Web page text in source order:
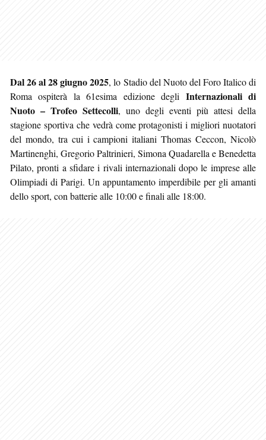
Dal 26 al 28 giugno 2025, lo Stadio del Nuoto del Foro Italico di
Roma ospiterà la 61esima edizione degli Internazionali di
Nuoto – Trofeo Settecolli, uno degli eventi più attesi della
stagione sportiva che vedrà come protagonisti i migliori nuotatori
del mondo, tra cui i campioni italiani Thomas Ceccon, Nicolò
Martinenghi, Gregorio Paltrinieri, Simona Quadarella e Benedetta
Pilato, pronti a sfidare i rivali internazionali dopo le imprese alle
Olimpiadi di Parigi. Un appuntamento imperdibile per gli amanti
dello sport, con batterie alle 10:00 e finali alle 18:00.